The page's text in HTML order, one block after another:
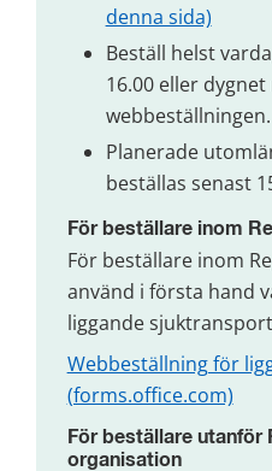
denna sida)
Beställ helst
16.00 eller
webbeställningen.
Planerade
beställas senast
För beställare inom
För beställare inom
använd i första hand
liggande
Webbeställning för
(forms.office.com)
För beställare utanför
organisation